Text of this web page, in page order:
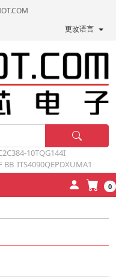
更改语言
10TQG144I
BB ITS4090QEPDXUMA1
0